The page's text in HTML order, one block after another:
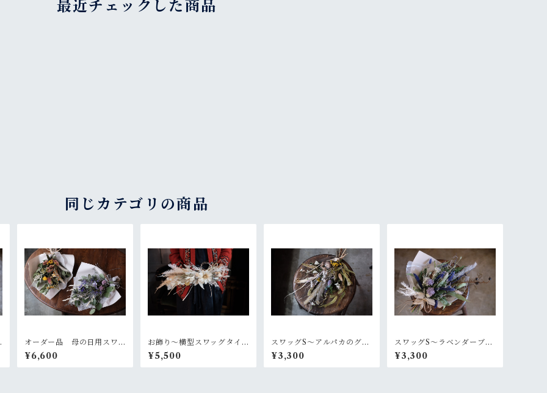
最近チェックした商品
同じカテゴリの商品
オーダー品 母の日用スワ
ッグ2個セット
¥6,600
お飾り〜横型スワッグタイ
プb
¥5,500
スワッグS〜アルパカのグレ
ーなセーター
¥3,300
スワッグS〜ラベンダーブル
ー
¥3,300